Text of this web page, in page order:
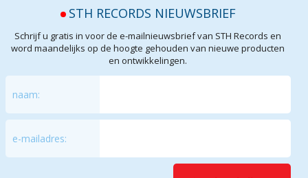
STH RECORDS NIEUWSBRIEF
Schrijf u gratis in voor de e-mailnieuwsbrief van STH Records en
word maandelijks op de hoogte gehouden van nieuwe producten
en ontwikkelingen.
naam:
e-mailadres: